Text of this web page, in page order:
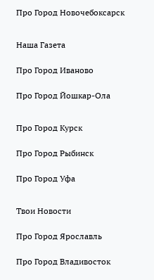
Про Город Новочебоксарск
Наша Газета
Про Город Иваново
Про Город Йошкар-Ола
Про Город Курск
Про Город Рыбинск
Про Город Уфа
Твои Новости
Про Город Ярославль
Про Город Владивосток